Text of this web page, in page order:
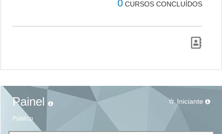
0 CURSOS CONCLUÍDOS
Painel
Público
star_border Iniciante